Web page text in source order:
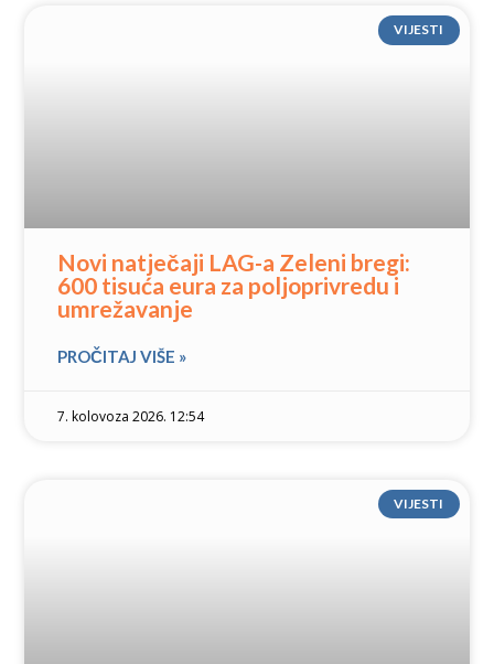
VIJESTI
Novi natječaji LAG-a Zeleni bregi:
600 tisuća eura za poljoprivredu i
umrežavanje
PROČITAJ VIŠE »
7. kolovoza 2026. 12:54
VIJESTI